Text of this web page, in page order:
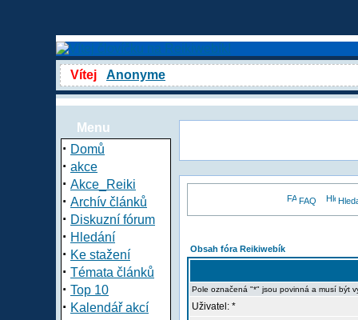
Vítej Anonyme
Menu
· Domů
· akce
· Akce_Reiki
· Archív článků
· Diskuzní fórum
· Hledání
· Ke stažení
· Témata článků
· Top 10
· Kalendář akcí
FAQ
Obsah fóra Reikiwebík
Pole označená "*" jsou povinná a musí být
Uživatel: *